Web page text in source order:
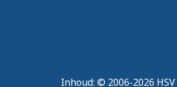
Inhoud: © 2006-2026